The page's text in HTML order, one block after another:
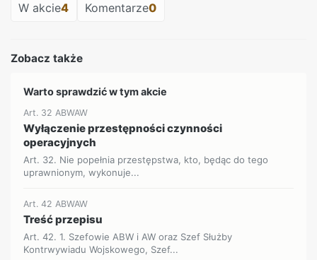
W akcie4 Komentarze0
Zobacz także
Warto sprawdzić w tym akcie
Art. 32 ABWAW
Wyłączenie przestępności czynności
operacyjnych
Art. 32. Nie popełnia przestępstwa, kto, będąc do tego
uprawnionym, wykonuje...
Art. 42 ABWAW
Treść przepisu
Art. 42. 1. Szefowie ABW i AW oraz Szef Służby
Kontrwywiadu Wojskowego, Szef...